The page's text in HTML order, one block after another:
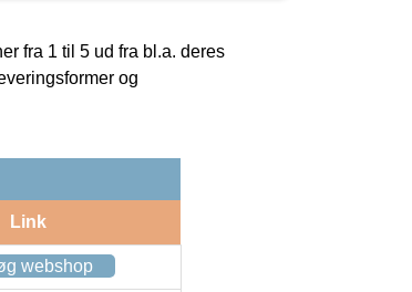
fra 1 til 5 ud fra bl.a. deres
og
Link
webshop